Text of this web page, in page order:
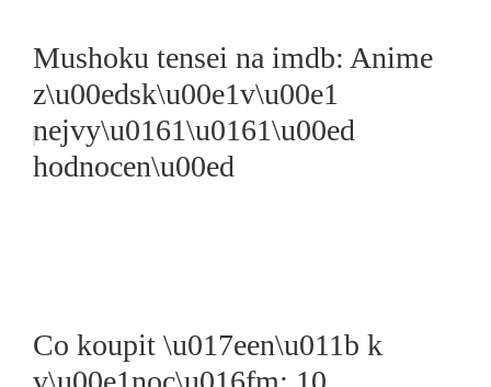
Mushoku tensei na imdb: Anime
z\u00edsk\u00e1v\u00e1
nejvy\u0161\u0161\u00ed
hodnocen\u00ed
Co koupit \u017een\u011b k